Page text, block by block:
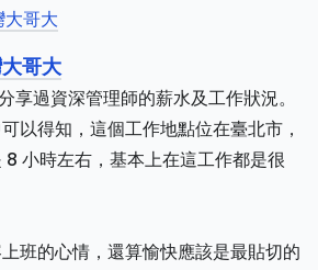
大哥大
哥大
享過資深管理師的薪水及工作狀況。
以得知，這個工作地點位在臺北市，
小時左右，基本上在這工作都是很
班的心情，還算愉快應該是最貼切的